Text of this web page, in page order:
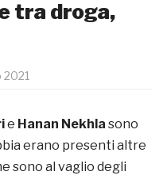
tra droga,
2021
e Hanan Nekhla sono
erano presenti altre
sono al vaglio degli